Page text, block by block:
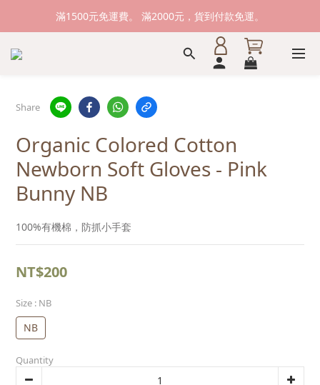
新加入會員送購物金100元，登入會員購物可累積會員點數。
滿1500元免運費。 滿2000元，貨到付款免運。
新加入會員送購物金100元，登入會員購物可累積會員點數。
Share
Organic Colored Cotton
Newborn Soft Gloves - Pink
Bunny NB
100%有機棉，防抓小手套
NT$200
Size : NB
NB
Quantity